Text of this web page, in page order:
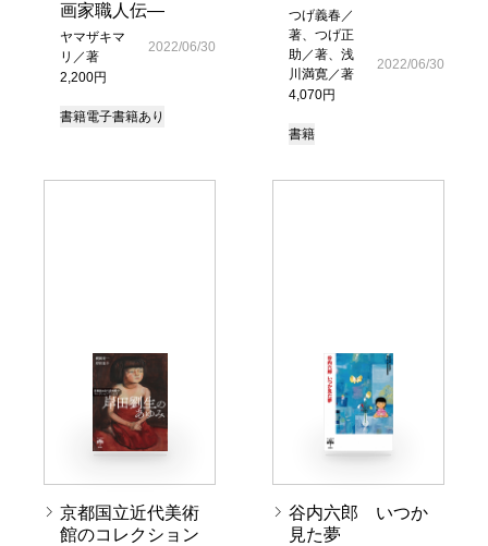
画家職人伝―
ヤマザキマ
リ／著
2,200円
2022/06/30
書籍電子書籍あり
つげ義春／
著、つげ正
助／著、浅
川満寛／著
4,070円
2022/06/30
書籍
京都国立近代美術
館のコレクション
谷内六郎 いつか
見た夢